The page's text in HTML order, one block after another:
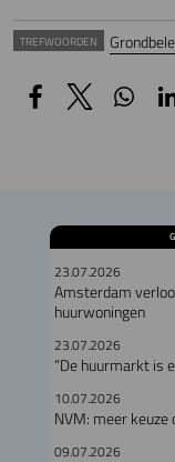
TREFWOORDEN
23.07.2026
Amsterdam
huurwoningen
23.07.2026
“De huurmarkt is
10.07.2026
NVM: meer
09.07.2026